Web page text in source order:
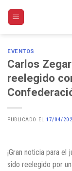
EVENTOS
Carlos
reelegido
PUBLICADO EL 17/04/
¡Gran noticia para el
sido reelegido por